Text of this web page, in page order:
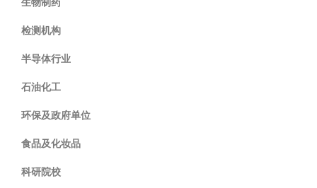
检测机构
半导体行业
石油化工
环保及政府单位
食品及化妆品
科研院校